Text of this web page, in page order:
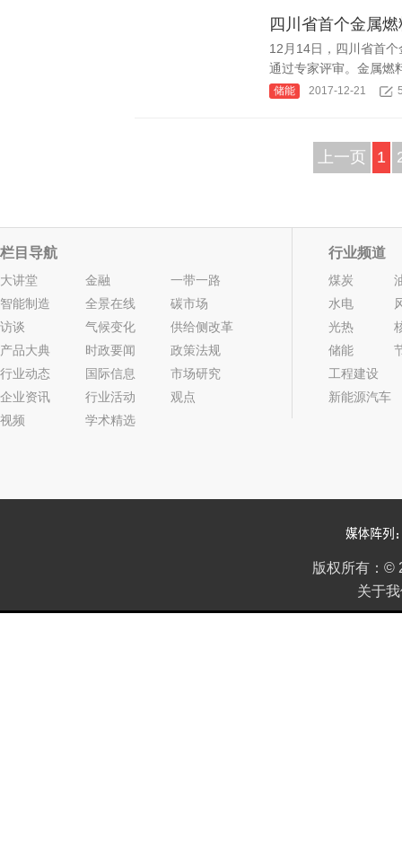
四川省首个金属
12月14日，四川省首
通过专家评审。金属燃
储能 2017-12-21
上一页 1
栏目导航
大讲堂 金融
一带一路
智能制造
全景在线
碳市场
访谈
气候变化
供给侧改革
产品大典
时政要闻
政策法规
行业动态
国际信息
市场研究
企业资讯
行业活动
观点
视频
学术精选
行业频道
煤炭
水电
光热
储能
工程建设
新能源汽车
版权所有： ©
关于